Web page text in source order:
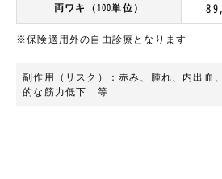
両ワキ（100単位）
※保険適用外の自由診療となります
副作用（リスク）：赤み、腫れ、内出血
的な筋力低下 等